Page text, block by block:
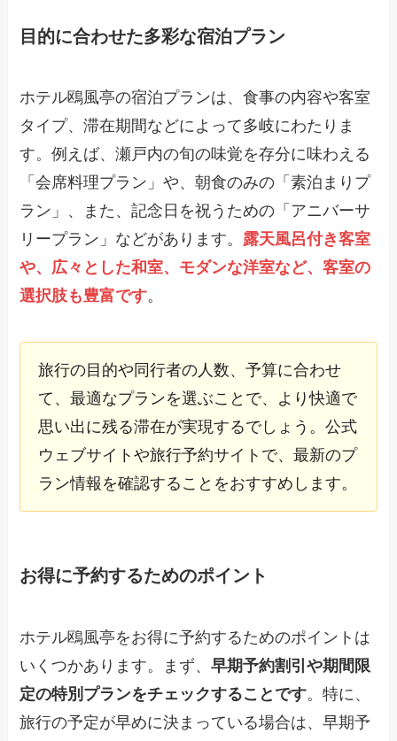
目的に合わせた多彩な宿泊プラン
ホテル鴎風亭の宿泊プランは、食事の内容や客室
タイプ、滞在期間などによって多岐にわたりま
す。例えば、瀬戸内の旬の味覚を存分に味わえる
「会席料理プラン」や、朝食のみの「素泊まりプ
ラン」、また、記念日を祝うための「アニバーサ
リープラン」などがあります。 露天風呂付き客室
や、広々とした和室、モダンな洋室など、客室の
選択肢も豊富です。
旅行の目的や同行者の人数、予算に合わせ
て、最適なプランを選ぶことで、より快適で
思い出に残る滞在が実現するでしょう。公式
ウェブサイトや旅行予約サイトで、最新のプ
ラン情報を確認することをおすすめします。
お得に予約するためのポイント
ホテル鴎風亭をお得に予約するためのポイントは
いくつかあります。まず、早期予約割引や期間限
定の特別プランをチェックすることです。特に、
旅行の予定が早めに決まっている場合は、早期予